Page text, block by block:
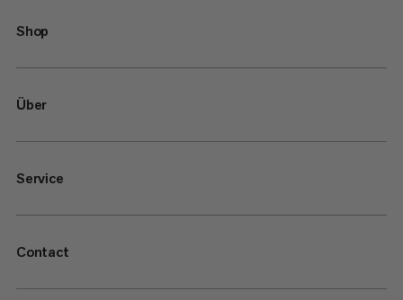
Shop
Über
Service
Contact